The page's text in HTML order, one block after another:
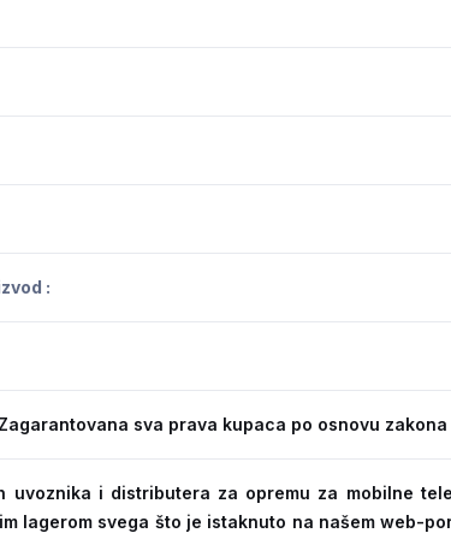
:
Zagarantovana sva prava kupaca po osnovu
uvoznika i distributera za opremu za mobilne
lagerom svega što je istaknuto na našem web-